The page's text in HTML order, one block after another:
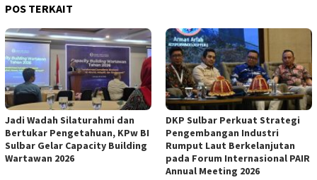
POS TERKAIT
Jadi Wadah Silaturahmi dan
Bertukar Pengetahuan, KPw BI
Sulbar Gelar Capacity Building
Wartawan 2026
DKP Sulbar Perkuat Strategi
Pengembangan Industri
Rumput Laut Berkelanjutan
pada Forum Internasional PAIR
Annual Meeting 2026